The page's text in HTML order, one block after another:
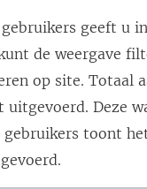
gebruikers geeft u
de weergave
op site. Totaal
uitgevoerd. Deze
toont